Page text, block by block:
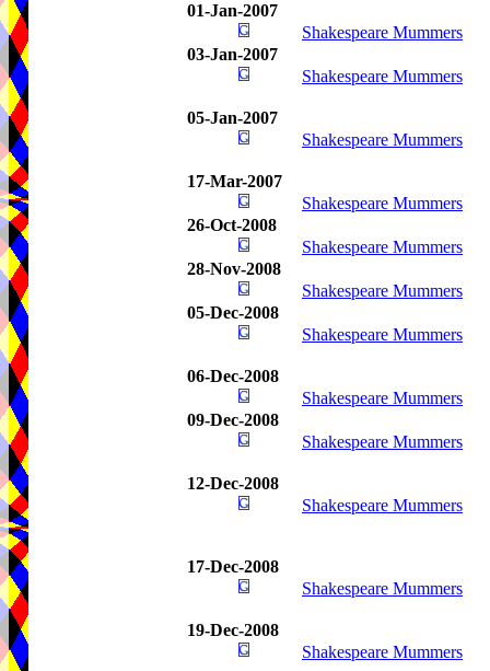
01-Jan-2007
Shakespeare Mummers
03-Jan-2007
Shakespeare Mummers
05-Jan-2007
Shakespeare Mummers
17-Mar-2007
Shakespeare Mummers
26-Oct-2008
Shakespeare Mummers
28-Nov-2008
Shakespeare Mummers
05-Dec-2008
Shakespeare Mummers
06-Dec-2008
Shakespeare Mummers
09-Dec-2008
Shakespeare Mummers
12-Dec-2008
Shakespeare Mummers
17-Dec-2008
Shakespeare Mummers
19-Dec-2008
Shakespeare Mummers